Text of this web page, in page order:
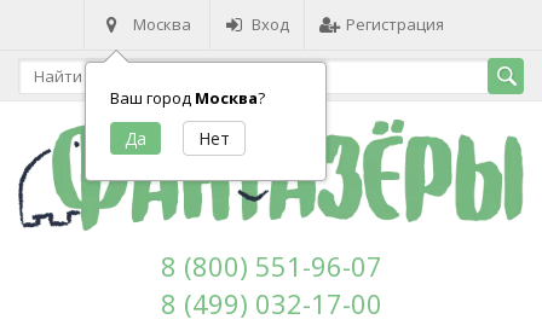
Москва
Ваш город Москва?
Вход Регистрация
8 (800) 551-96-07
8 (499) 032-17-00